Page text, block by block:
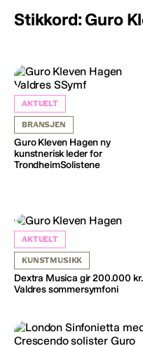
Stikkord: Guro
AKTUELT
BRANSJEN
Guro Kleven Hagen ny
kunstnerisk leder for
TrondheimSolistene
AKTUELT
KUNSTMUSIKK
Dextra Musica gir 200.000
Valdres sommersymfoni